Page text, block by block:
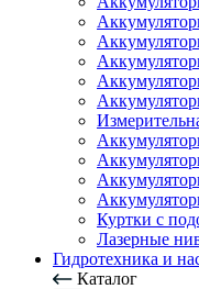
Куртки с
Лазерные
Гидротехника и
Каталог